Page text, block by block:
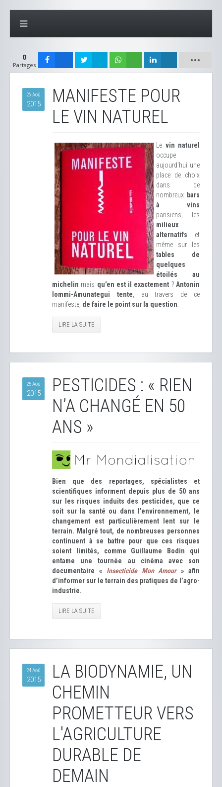
0
Partages
26 Aoû
2015
MANIFESTE POUR
LE VIN NATUREL
Le vin naturel
occupe
aujourd'hui une
place de choix
dans de
nombreux bars
à vins
parisiens, les
milieux
alternatifs et
même sur les
tables de
quelques
étoilés au
michelin mais qu'en est il exactement ? Antonin
Iommi-Amunategui tente , au travers de ce
manifeste, de faire le point sur la question
LIRE LA SUITE
25 Aoû
2015
PESTICIDES : « RIEN
N’A CHANGÉ EN 50
ANS »
Bien que des reportages, spécialistes et
scientifiques informent depuis plus de 50 ans
sur les risques induits des pesticides, que ce
soit sur la santé ou dans l’environnement, le
changement est particulièrement lent sur le
terrain. Malgré tout, de nombreuses personnes
continuent à se battre pour que ces risques
soient limités, comme Guillaume Bodin qui
entame une tournée au cinéma avec son
documentaire « Insecticide Mon Amour» afin
d’informer sur le terrain des pratiques de l’agro-
industrie.
LIRE LA SUITE
24 Aoû
2015
LA BIODYNAMIE, UN
CHEMIN
PROMETTEUR VERS
L'AGRICULTURE
DURABLE DE
DEMAIN